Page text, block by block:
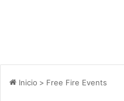
Inicio > Free Fire Events